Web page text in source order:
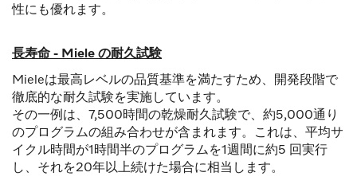
性にも優れます。
長寿命 - Miele の耐久試験
Mieleは最高レベルの品質基準を満たすため、開発段階で
徹底的な耐久試験を実施しています。
その一例は、7,500時間の乾燥耐久試験で、約5,000通り
のプログラムの組み合わせが含まれます。これは、平均サ
イクル時間が1時間半のプログラムを1週間に約5 回実行
し、それを20年以上続けた場合に相当します。